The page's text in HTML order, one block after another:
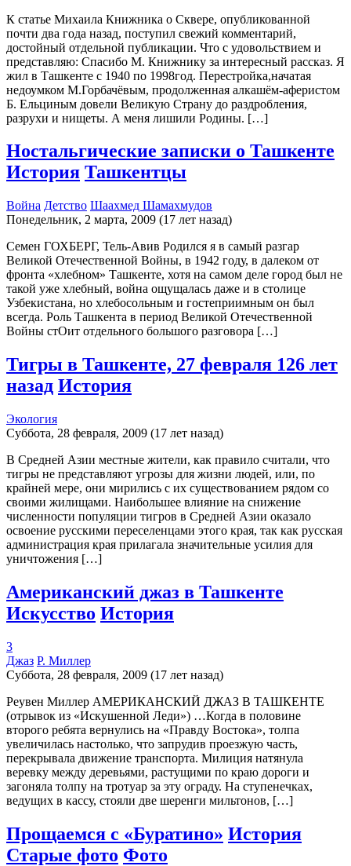
К статье Михаила Книжника о Сквере, опубликованной
почти два года назад, поступил свежий комментарий,
достойный отдельной публикации. Что с удовольствием и
представляю: Спасибо М. Книжнику за интересный рассказ. Я
жил в Ташкенте с 1940 по 1998год. Перестройка,начатая
недоумком М.Горбачёвым, продолженная алкашём-аферистом
Б. Ельциным довели Великую Страну до раздробления,
разрухи и нищеты. А меня лишили Родины. […]
Ностальгические записки о Ташкенте
История Ташкентцы
Война Детство Шаахмед Шамахмудов
Понедельник, 2 марта, 2009 (17 лет назад)
Семен ГОХБЕРГ, Тель-Авив Родился я в самый разгар
Великой Отечественной Войны, в 1942 году, в далеком от
фронта «хлебном» Ташкенте, хотя на самом деле город был не
такой уже хлебный, война ощущалась даже и в столице
Узбекистана, но хлебосольным и гостеприимным он был
всегда. Роль Ташкента в период Великой Отечественной
Войны стОит отдельного большого разговора […]
Тигры в Ташкенте, 27 февраля 126 лет
назад История
Экология
Суббота, 28 февраля, 2009 (17 лет назад)
В Средней Азии местные жители, как правило считали, что
тигры не представляют угрозы для жизни людей, или, по
крайней мере, они мирились с их существованием рядом со
своими жилищами. Наибольшее влияние на снижение
численности популяции тигров в Средней Азии оказало
освоение русскими переселенцами этого края, так как русская
администрация края прилагала значительные усилия для
уничтожения […]
Американский джаз в Ташкенте
Искусство История
3
Джаз Р. Миллер
Суббота, 28 февраля, 2009 (17 лет назад)
Реувен Миллер АМЕРИКАНСКИЙ ДЖАЗ В ТАШКЕНТЕ
(отрывок из «Искушенной Леди») …Когда в половине
второго ребята вернулись на «Правду Востока», толпа
увеличилась настолько, что запрудив проезжую часть,
перекрывала движение транспорта. Милиция натянула
веревку между деревьями, растущими по краю дороги и
загоняла толпу на тротуар за эту ограду. На ступенечках,
ведущих в кассу, стояли две шеренги мильтонов, […]
Прощаемся с «Буратино» История
Старые фото Фото